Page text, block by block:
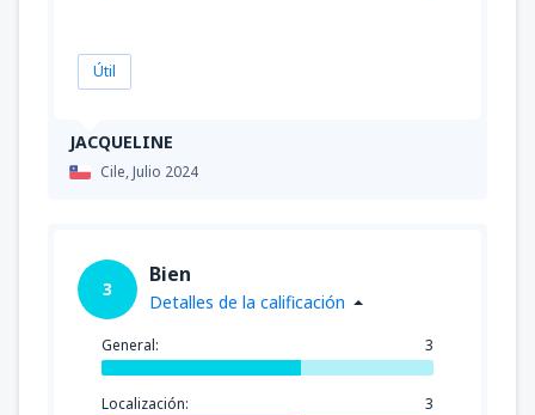
JACQUELINE
Cile,Julio 2024
Útil
3
Bien
Detalles de la calificación
General: 3
Localización: 3